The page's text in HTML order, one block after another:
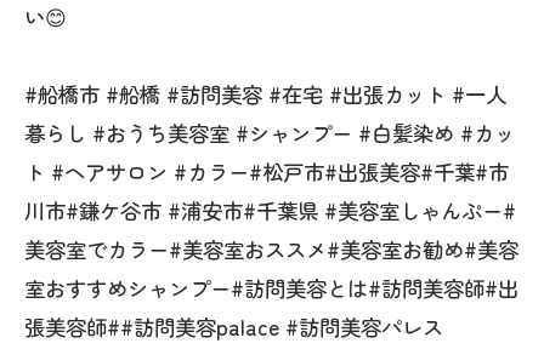
い😊
#船橋市 #船橋 #訪問美容 #在宅 #出張カット #一人
暮らし #おうち美容室 #シャンプー #白髪染め #カッ
ト #ヘアサロン #カラー#松戸市#出張美容#千葉#市
川市#鎌ケ谷市 #浦安市#千葉県 #美容室しゃんぷー#
美容室でカラー#美容室おススメ#美容室お勧め#美容
室おすすめシャンプー#訪問美容とは#訪問美容師#出
張美容師##訪問美容palace #訪問美容パレス